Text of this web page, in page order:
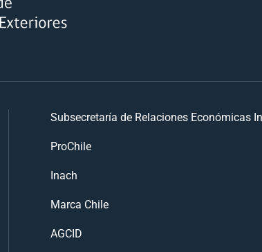
Subsecretaría de Relaciones Económicas
ProChile
Inach
Marca Chile
AGCID